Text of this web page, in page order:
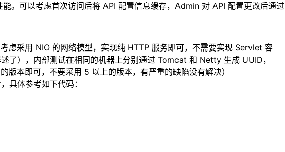
。可以考虑首次访问后将 API 配置信息缓存，Admin 对 API 配置更改后通过
虑采用 NIO 的网络模型，实现纯 HTTP 服务即可，不需要实现 Servlet 容
），内部测试在相同的机器上分别通过 Tomcat 和 Netty 生成 UUID，
本即可，不要采用 5 以上的版本，有严重的缺陷没有解决）
体参考如下代码：